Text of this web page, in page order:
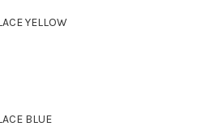
YELLOW
BLUE